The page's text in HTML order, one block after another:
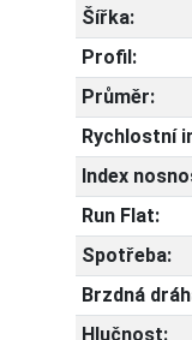
Šířka:
Profil:
Průměr:
Rychlostní
Index
Run Flat:
Spotřeba:
Brzdná
Hlučnost: